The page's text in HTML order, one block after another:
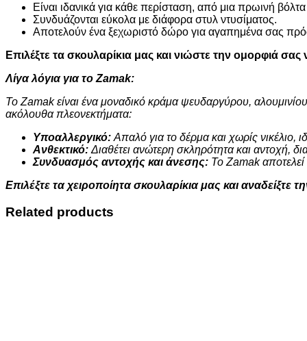
Είναι ιδανικά για κάθε περίσταση, από μια πρωινή
Συνδυάζονται εύκολα με διάφορα στυλ ντυσίματος.
Αποτελούν ένα ξεχωριστό δώρο για αγαπημένα σας
Επιλέξτε τα σκουλαρίκια μας και νιώστε την ομορφιά σας
Λίγα λόγια για το Zamak:
Το Zamak είναι ένα μοναδικό κράμα ψευδαργύρου,
ακόλουθα πλεονεκτήματα:
Υποαλλεργικό: Απαλό για το δέρμα και χωρίς νικέλιο,
Ανθεκτικό: Διαθέτει ανώτερη σκληρότητα και αντοχή,
Συνδυασμός αντοχής και άνεσης: Το Zamak αποτελεί
Επιλέξτε τα χειροποίητα σκουλαρίκια μας και αναδείξτε
Related products